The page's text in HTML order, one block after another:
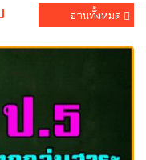
อ่านทั้งหมด